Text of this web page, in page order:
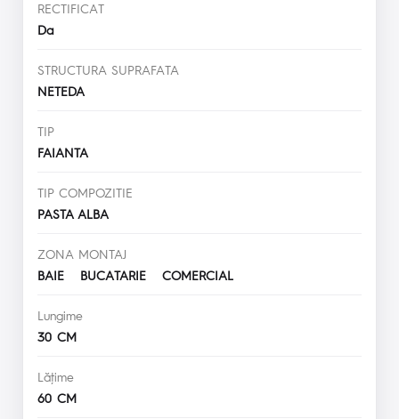
RECTIFICAT
Da
STRUCTURA SUPRAFATA
NETEDA
TIP
FAIANTA
TIP COMPOZITIE
PASTA ALBA
ZONA MONTAJ
BAIE BUCATARIE COMERCIAL
Lungime
30 CM
Lăţime
60 CM